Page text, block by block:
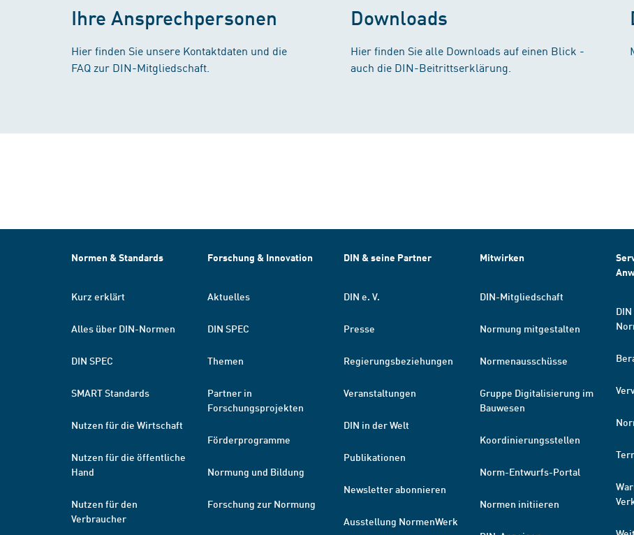
Ihre Ansprechpersonen
Hier finden Sie unsere Kontaktdaten und die
FAQ zur DIN-Mitgliedschaft.
Downloads
Hier finden Sie alle Downloads auf einen Blick -
auch die DIN-Beitrittserklärung.
Normen & Standards
Kurz erklärt
Alles über DIN-Normen
DIN SPEC
SMART Standards
Nutzen für die Wirtschaft
Nutzen für die öffentliche
Hand
Nutzen für den
Verbraucher
Forschung & Innovation
Aktuelles
DIN SPEC
Themen
Partner in
Forschungsprojekten
Förderprogramme
Normung und Bildung
Forschung zur Normung
DIN & seine Partner
DIN e. V.
Presse
Regierungsbeziehungen
Veranstaltungen
DIN in der Welt
Publikationen
Newsletter abonnieren
Ausstellung NormenWerk
Mitwirken
DIN-Mitgliedschaft
Normung mitgestalten
Normenausschüsse
Gruppe Digitalisierung im
Bauwesen
Koordinierungsstellen
Norm-Entwurfs-Portal
Normen initiieren